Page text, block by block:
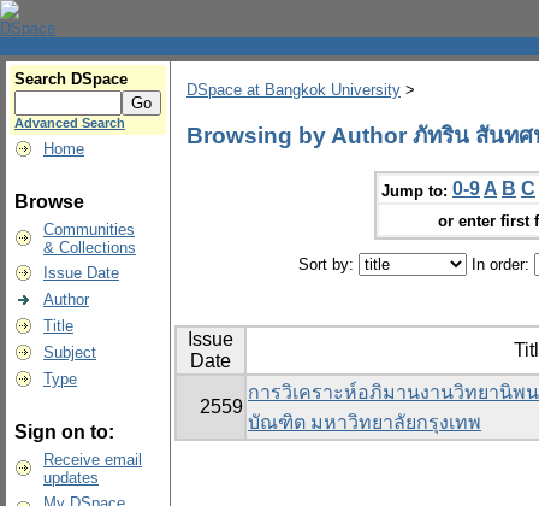
Search DSpace
Advanced Search
Home
Browse
Communities
& Collections
Issue Date
Author
Title
Subject
Type
Sign on to:
Receive email
updates
DSpace at Bangkok University >
Browsing by Author ภัทริน สันทศ
Jump to: 0-9 A B C
or enter first
Sort by: In order:
Issue
Date
2559
การวิเคราะห์อภิมานงานวิทยานิพ
บัณฑิต มหาวิทยาลัยกรุงเทพ